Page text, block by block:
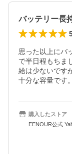
バッテリー長
思った以上にバ
で半日程もちま
給は少ないです
十分な容量です。
購入したストア
EENOUR公式